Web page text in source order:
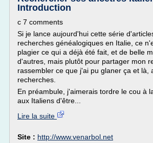
Introduction
c 7 comments
Si je lance aujourd'hui cette série
recherches généalogiques en Italie, ce
plagier ce qui a déjà été fait, et de belle
d'autres, mais plutôt pour partager mon
rassembler ce que j'ai pu glaner ça et là,
recherches.
En préambule, j'aimerais tordre le cou à
aux Italiens d'être...
Lire la suite
Site : http://www.venarbol.net